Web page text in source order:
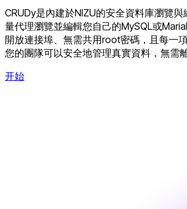
CRUDy是內建於NIZU的安全資料庫瀏覽
量代理瀏覽並編輯您自己的MySQL或
開放連接埠、無需共用root密碼，且每一
您的團隊可以安全地管理真實資料，無需
开始